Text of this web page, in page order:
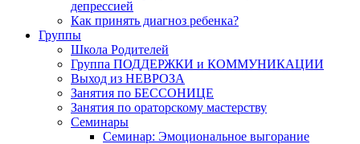
депрессией
Как принять диагноз ребенка?
Группы
Школа Родителей
Группа ПОДДЕРЖКИ и КОММУНИКАЦИИ
Выход из НЕВРОЗА
Занятия по БЕССОНИЦЕ
Занятия по ораторскому мастерству
Семинары
Семинар: Эмоциональное выгорание